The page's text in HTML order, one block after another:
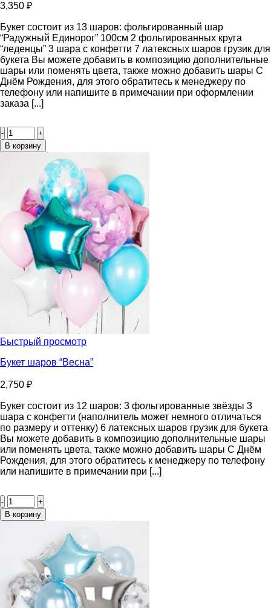
3,350 ₽
Букет состоит из 13 шаров: фольгированный шар
“Радужный Единорог” 100см 2 фольгированных круга
“леденцы” 3 шара с конфетти 7 латексных шаров грузик для
букета Вы можете добавить в композицию дополнительные
шары или поменять цвета, также можно добавить шары С
Днём Рождения, для этого обратитесь к менеджеру по
телефону или напишите в примечании при оформлении
заказа [...]
товара
Букет
“Радужный
Единорог”
В корзину
Быстрый просмотр
Букет шаров “Весна”
2,750 ₽
Букет состоит из 12 шаров: 3 фольгированные звёзды 3
шара с конфетти (наполнитель может немного отличаться
по размеру и оттенку) 6 латексных шаров грузик для букета
Вы можете добавить в композицию дополнительные шары
или поменять цвета, также можно добавить шары С Днём
Рождения, для этого обратитесь к менеджеру по телефону
или напишите в примечании при [...]
товара
Букет
В корзину